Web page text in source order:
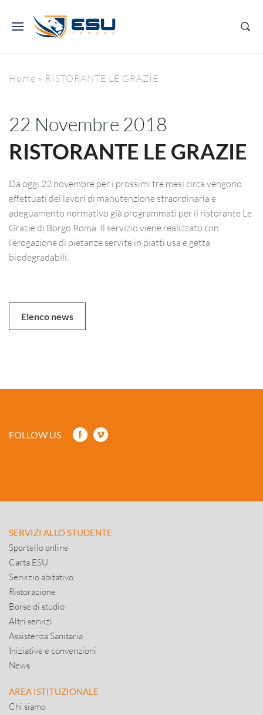
Home » RISTORANTE LE GRAZIE
22 Novembre 2018
RISTORANTE LE GRAZIE
Da oggi 22 novembre per i prossimi tre mesi circa vengono
effettuati dei lavori di manutenzione straordinaria e
adeguamento normativo già programmati per il ristorante Le
Grazie di Borgo Roma. Il servizio viene realizzato con
l’erogazione di pietanze servite in piatti usa e getta
biodegradabili.
Elenco news
FOLLOW US
SERVIZI ALLO STUDENTE
Sportello online
Carta ESU
Servizio abitativo
Ristorazione
Borse di studio
Altri servizi
Assistenza Sanitaria
Iniziative e convenzioni
News
AREA ISTITUZIONALE
Chi siamo